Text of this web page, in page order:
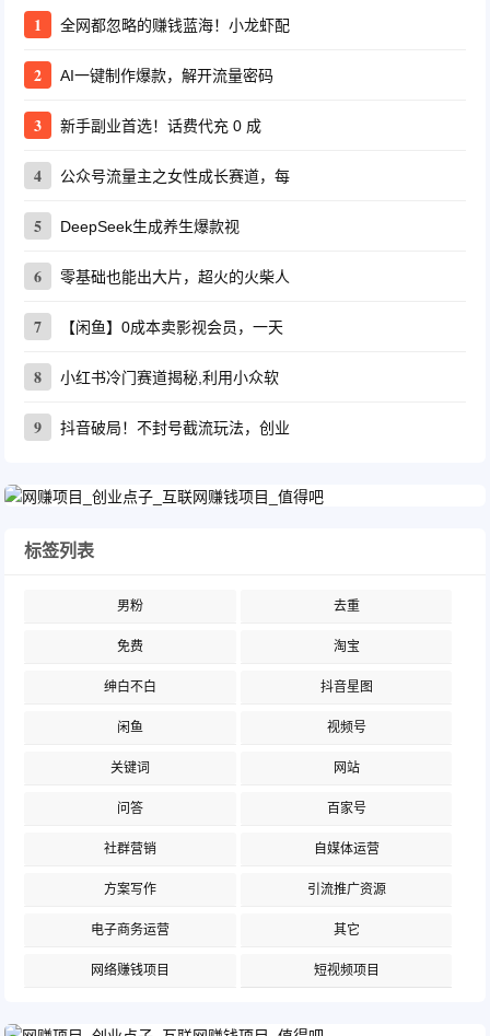
1 全网都忽略的赚钱蓝海！小龙虾配
2 AI一键制作爆款，解开流量密码
3 新手副业首选！话费代充 0 成
4 公众号流量主之女性成长赛道，每
5 DeepSeek生成养生爆款视
6 零基础也能出大片，超火的火柴人
7 【闲鱼】0成本卖影视会员，一天
8 小红书冷门赛道揭秘,利用小众软
9 抖音破局！不封号截流玩法，创业
标签列表
男粉 去重
免费 淘宝
绅白不白 抖音星图
闲鱼 视频号
关键词 网站
问答 百家号
社群营销 自媒体运营
方案写作 引流推广资源
电子商务运营 其它
网络赚钱项目 短视频项目